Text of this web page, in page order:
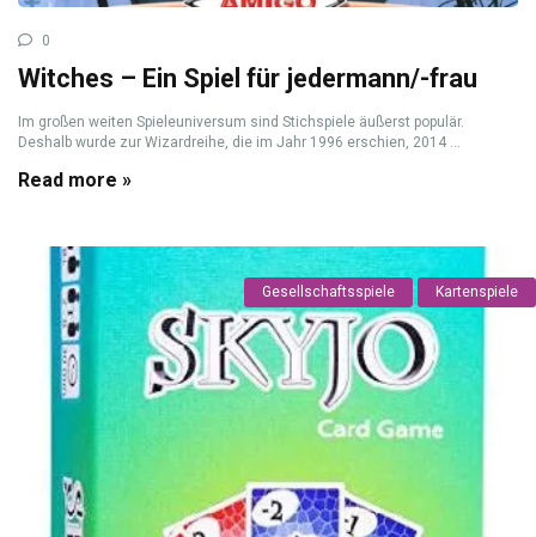
0
Witches – Ein Spiel für jedermann/-frau
Im großen weiten Spieleuniversum sind Stichspiele äußerst populär.
Deshalb wurde zur Wizardreihe, die im Jahr 1996 erschien, 2014 ...
Read more »
Gesellschaftsspiele Kartenspiele